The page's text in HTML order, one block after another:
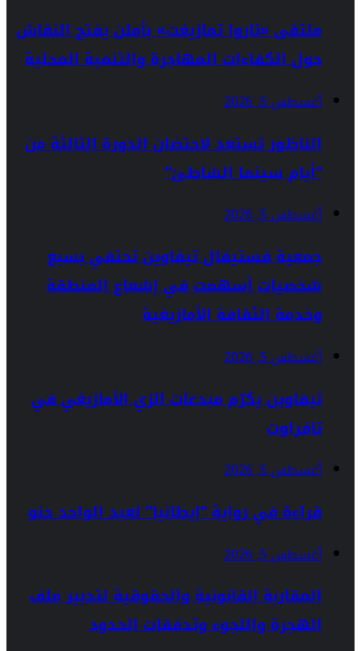
ملتقى «تاروا تمازيغت» بأملن يفتح النقاش
حول الكفاءات المهاجرة والتنمية المحلية
أغسطس 5, 2026
الناظور تستعد لاحتضان الدورة الثالثة من
“أيام سينما الشاطئ”
أغسطس 5, 2026
جمعية فستيفال تيفاوين تحتفي بسبع
شخصيات أسهمت في إشعاع المنطقة
وخدمة الثقافة الأمازيغية
أغسطس 5, 2026
تيفاوين يكرّم مبدعات الزي الأمازيغي في
تافراوت
أغسطس 5, 2026
قراءة في رواية “إيطانيا” لعبد الواحد حنو
أغسطس 5, 2026
المقاربة القانونية والحقوقية لتدبير ملف
الهجرة واللجوء وتدفقات الحدود